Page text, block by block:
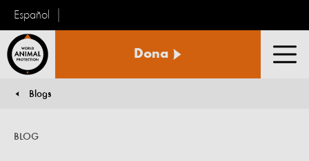
Español
Animal
Dona
You are here:
Blogs
BLOG